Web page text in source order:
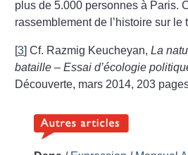
plus de 5.000 personnes à Paris.
rassemblement de l’histoire sur le
[3]Cf. Razmig Keucheyan,La
bataille – Essai d’écologie
Découverte, mars 2014, 203